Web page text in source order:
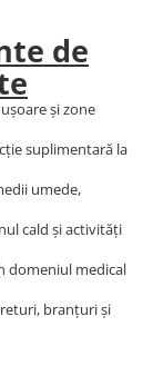
de
și zone
suplimentară la
umede,
cald și activități
domeniul medical
branțuri și